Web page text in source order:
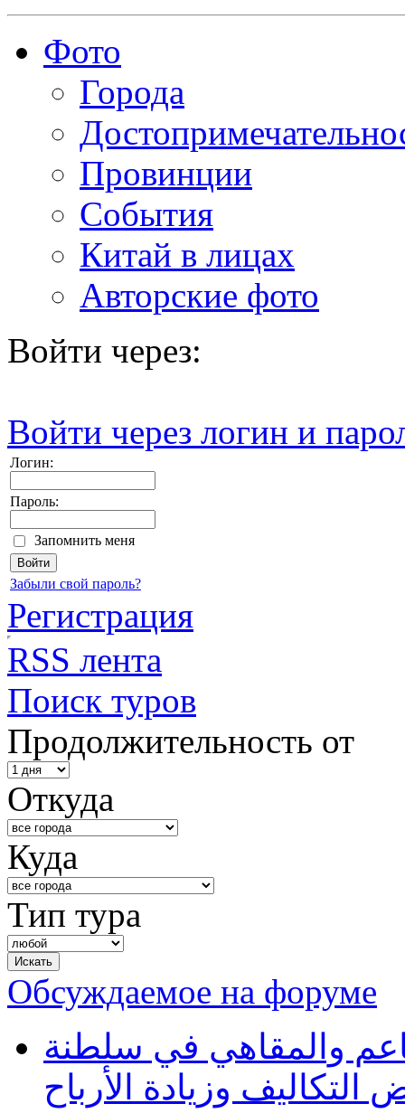
Фото
Города
Провинции
События
Китай в лицах
Авторские фото
Войти через:
Войти через логин и
Логин:
Пароль:
Запомнить меня
Забыли свой пароль?
Регистрация
RSS лента
Поиск туров
Продолжительность от
Откуда
Куда
Тип тура
Обсуждаемое на форуме
والمقاهي في سلطنة
وزيادة الأرباح